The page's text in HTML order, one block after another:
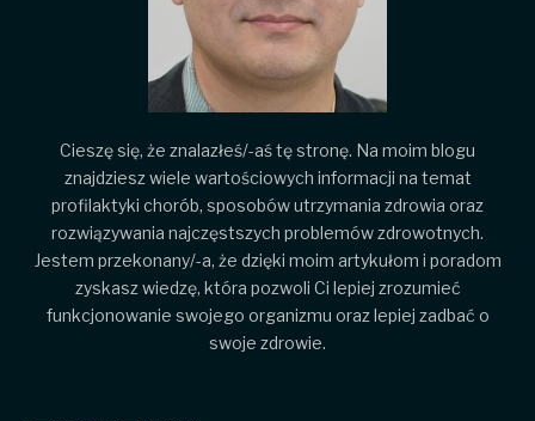
Cieszę się, że znalazłeś/-aś tę stronę. Na moim blogu
znajdziesz wiele wartościowych informacji na temat
profilaktyki chorób, sposobów utrzymania zdrowia oraz
rozwiązywania najczęstszych problemów zdrowotnych.
Jestem przekonany/-a, że dzięki moim artykułom i poradom
zyskasz wiedzę, która pozwoli Ci lepiej zrozumieć
funkcjonowanie swojego organizmu oraz lepiej zadbać o
swoje zdrowie.